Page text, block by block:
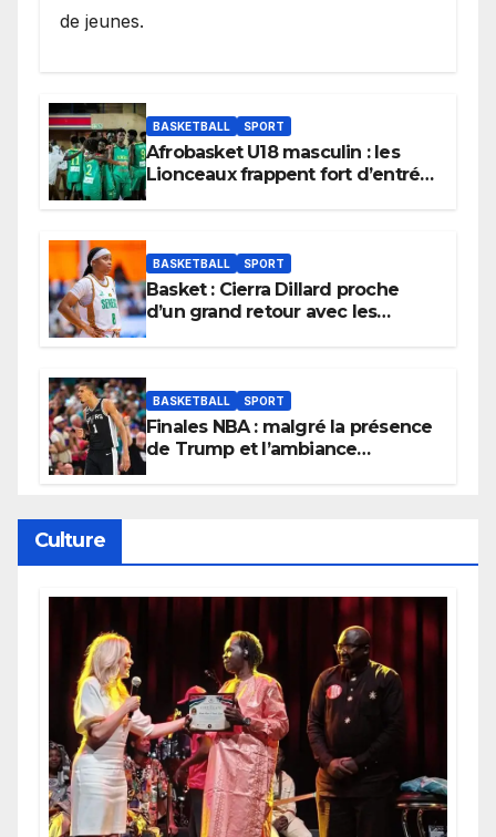
de jeunes.
BASKETBALL SPORT
Afrobasket U18 masculin : les
Lionceaux frappent fort d’entrée
BASKETBALL SPORT
Basket : Cierra Dillard proche
d’un grand retour avec les
BASKETBALL SPORT
Finales NBA : malgré la présence
de Trump et l’ambiance
Culture